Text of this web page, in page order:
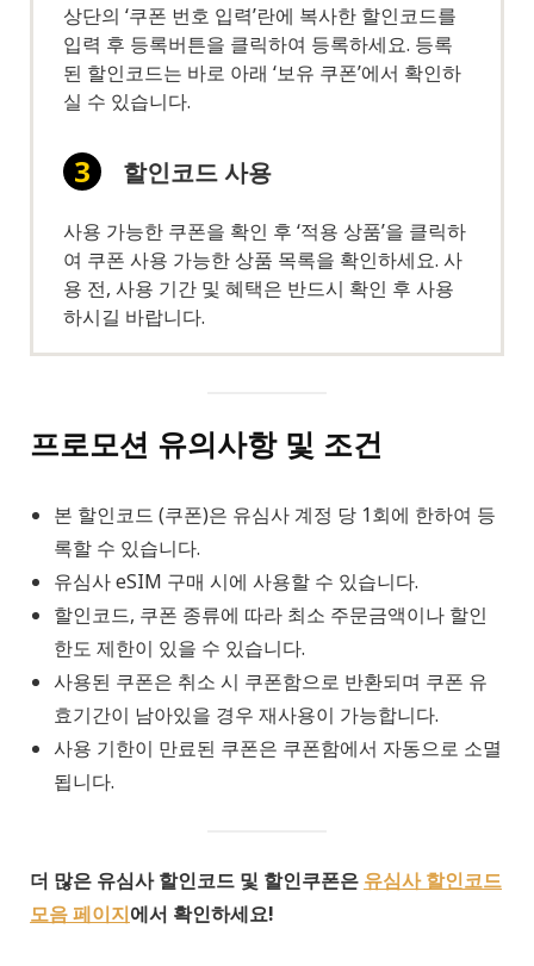
상단의 ‘쿠폰 번호 입력’란에 복사한 할인코드를
입력 후 등록버튼을 클릭하여 등록하세요. 등록
된 할인코드는 바로 아래 ‘보유 쿠폰’에서 확인하
실 수 있습니다.
할인코드 사용
사용 가능한 쿠폰을 확인 후 ‘적용 상품’을 클릭하
여 쿠폰 사용 가능한 상품 목록을 확인하세요. 사
용 전, 사용 기간 및 혜택은 반드시 확인 후 사용
하시길 바랍니다.
프로모션 유의사항 및 조건
본 할인코드 (쿠폰)은 유심사 계정 당 1회에 한하여 등
록할 수 있습니다.
유심사 eSIM 구매 시에 사용할 수 있습니다.
할인코드, 쿠폰 종류에 따라 최소 주문금액이나 할인
한도 제한이 있을 수 있습니다.
사용된 쿠폰은 취소 시 쿠폰함으로 반환되며 쿠폰 유
효기간이 남아있을 경우 재사용이 가능합니다.
사용 기한이 만료된 쿠폰은 쿠폰함에서 자동으로 소멸
됩니다.
더 많은 유심사 할인코드 및 할인쿠폰은 유심사 할인코드
모음 페이지에서 확인하세요!